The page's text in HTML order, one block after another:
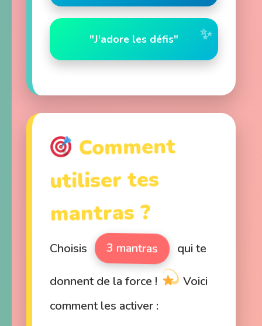
"J'adore les défis"
Comment
utiliser tes
mantras ?
Choisis 3 mantras qui te
donnent de la force !
Voici
comment les activer :